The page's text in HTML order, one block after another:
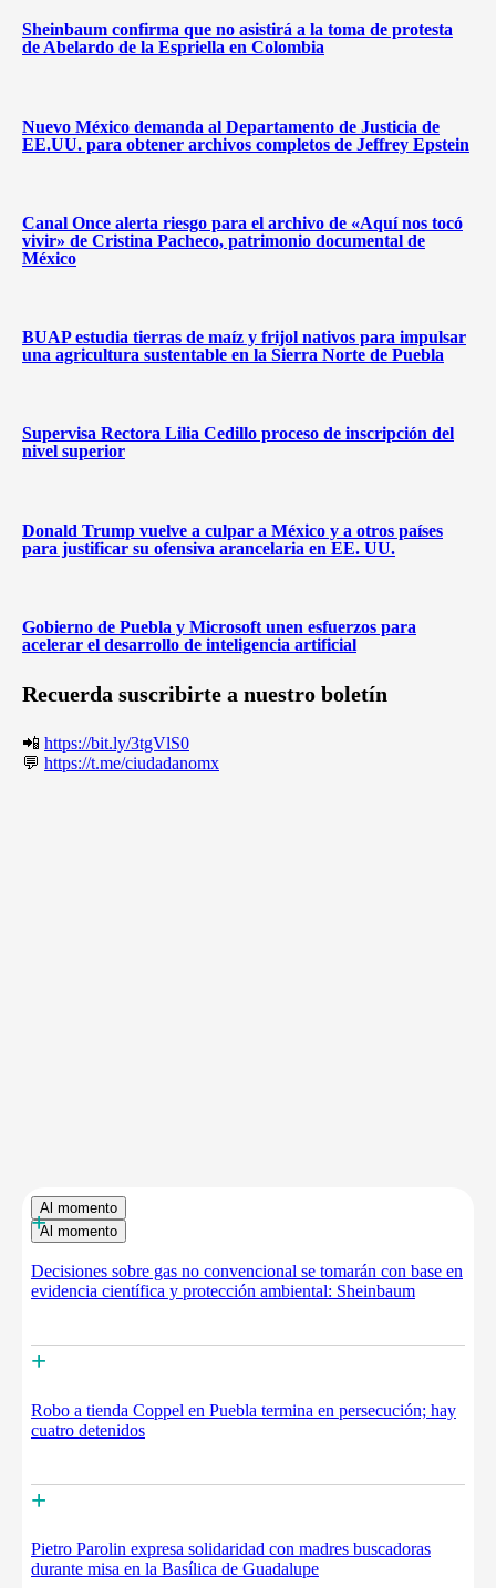
Sheinbaum confirma que no asistirá a la toma de protesta
de Abelardo de la Espriella en Colombia
Nuevo México demanda al Departamento de Justicia de
EE.UU. para obtener archivos completos de Jeffrey Epstein
Canal Once alerta riesgo para el archivo de «Aquí nos tocó
vivir» de Cristina Pacheco, patrimonio documental de
México
BUAP estudia tierras de maíz y frijol nativos para impulsar
una agricultura sustentable en la Sierra Norte de Puebla
Supervisa Rectora Lilia Cedillo proceso de inscripción del
nivel superior
Donald Trump vuelve a culpar a México y a otros países
para justificar su ofensiva arancelaria en EE. UU.
Gobierno de Puebla y Microsoft unen esfuerzos para
acelerar el desarrollo de inteligencia artificial
Recuerda suscribirte a nuestro boletín
📲 https://bit.ly/3tgVlS0
💬 https://t.me/ciudadanomx
Al momento
Al momento
+
Decisiones sobre gas no convencional se tomarán con base en
evidencia científica y protección ambiental: Sheinbaum
+
Robo a tienda Coppel en Puebla termina en persecución; hay
cuatro detenidos
+
Pietro Parolin expresa solidaridad con madres buscadoras
durante misa en la Basílica de Guadalupe